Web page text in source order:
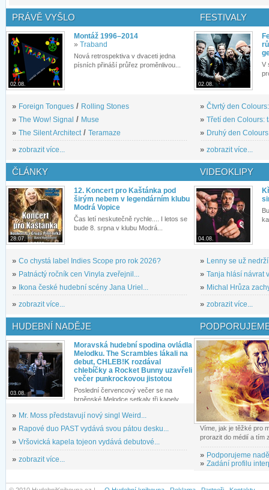
PRÁVĚ VYŠLO
02.08.
Montáž 1996–2014
» Traband
Nová retrospektiva v dvaceti jedna
písních přináší průřez proměnlivou...
» Foreign Tongues / Rolling Stones
» The Wow! Signal / Muse
» The Silent Architect / Teramaze
» zobrazit více...
FESTIVALY
02.08.
V
» Čtvrtý den
» Třetí den Colours:
» Druhý den
» zobrazit více...
ČLÁNKY
28.07.
12. Koncert pro Kaštánka pod
širým nebem v legendárním klubu
Modrá Vopice
Čas letí neskutečně rychle.... I letos se
bude 8. srpna v klubu Modrá...
» Co chystá label Indies Scope pro rok 2026?
» Patnáctý ročník cen Vinyla zveřejnil...
»
Ikona české hudební scény Jana Uriel...
» zobrazit více...
VIDEOKLIPY
04.08.
» Lenny se už
» Tanja hlásí návrat
» Michal Hrůza
» zobrazit více...
HUDEBNÍ NADĚJE
03.08.
Moravská hudební spodina ovládla
Melodku. The Scrambles lákali na
debut, CHLEB!K rozdával
chlebíčky a Rocket Bunny uzavřeli
večer punkrockovou jistotou
Poslední červencový večer se na
brněnské Melodce setkaly tři kapely...
» Mr. Moss představují nový singl Weird...
» Rapové duo PAST vydává svou pátou desku...
» Vršovická kapela tojeon vydává debutové...
» zobrazit více...
Víme, jak je těžké pro
prorazit do médií a tím
» Podporujeme
» Zadání profilu